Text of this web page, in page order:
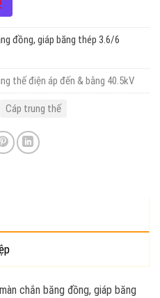
đồng, giáp băng thép 3.6/6
thế điện áp đến & bằng 40.5kV
Cáp trung thế
chắn băng đồng, giáp băng